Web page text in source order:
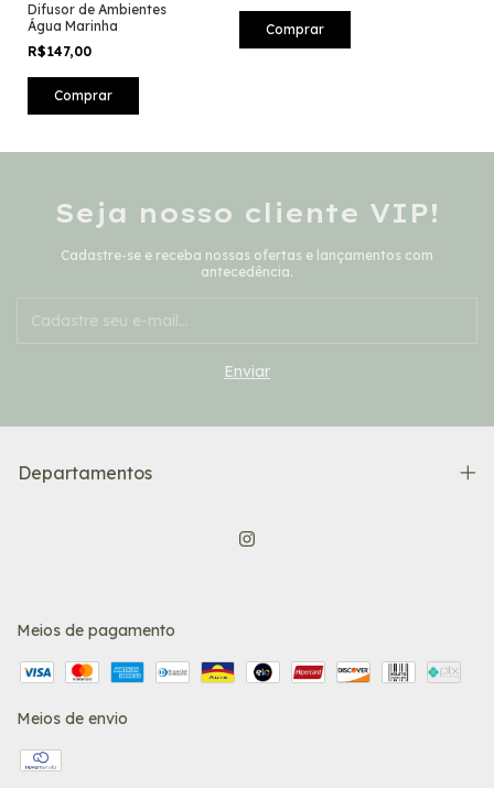
Difusor de Ambientes
Água Marinha
R$147,00
Seja nosso cliente VIP!
Cadastre-se e receba nossas ofertas e lançamentos com
antecedência.
Departamentos
Meios de pagamento
Meios de envio